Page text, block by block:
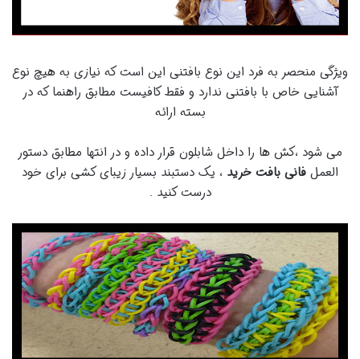
ویژگی منحصر به فرد این نوع بافتنی این است که نیازی به هیچ نوع
آشنایی خاص با بافتنی ندارد و فقط کافیست مطابق راهنما که در
بسته ارائه
می شود ،کش ها را داخل شابلون قرار داده و در انتها مطابق دستور
العمل فانی بافت خرید ، یک دستبند بسیار زیبای کشی برای خود
درست کنید .